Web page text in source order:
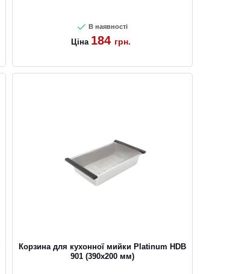
В наявності
Ціна 184 грн.
Корзина для кухонної мийки Platinum HDB
901 (390x200 мм)